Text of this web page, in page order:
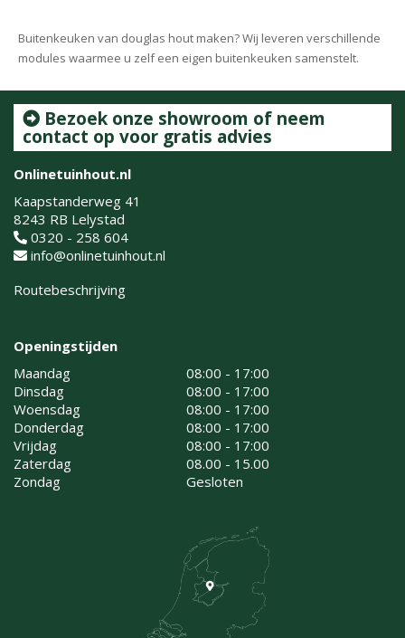
Buitenkeuken van douglas hout maken? Wij leveren verschillende
modules waarmee u zelf een eigen buitenkeuken samenstelt.
Bezoek onze showroom of neem
contact op voor gratis advies
Onlinetuinhout.nl
Kaapstanderweg 41
8243 RB Lelystad
0320 - 258 604
info@onlinetuinhout.nl
Routebeschrijving
Openingstijden
Maandag
08:00 - 17:00
Dinsdag
08:00 - 17:00
Woensdag
08:00 - 17:00
Donderdag
08:00 - 17:00
Vrijdag
08:00 - 17:00
Zaterdag
08.00 - 15.00
Zondag
Gesloten